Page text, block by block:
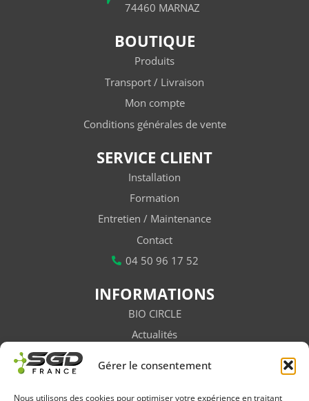
Gérer le consentement
Nous utilisons des cookies pour optimiser votre expérience en traitant
74460 MARNAZ
BOUTIQUE
Produits
Transport / Livraison
Mon compte
Conditions générales de vente
SERVICE CLIENT
Installation
Formation
Entretien / Maintenance
Contact
04 50 96 17 52
INFORMATIONS
BIO CIRCLE
Actualités
Salons / Évènements